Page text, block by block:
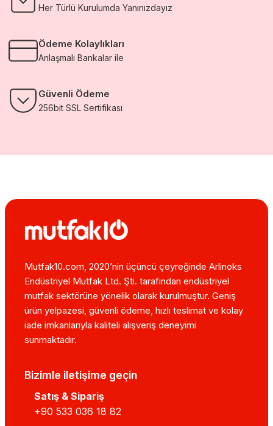
Her Türlü Kurulumda Yanınızdayız
Ödeme Kolaylıkları
Anlaşmalı Bankalar ile
Güvenli Ödeme
256bit SSL Sertifikası
Mutfak10.com, 2020’nin üçüncü çeyreğinde Arlinoks
Endüstriyel Mutfak Ltd. Şti. tarafından endüstriyel
mutfak sektörüne yönelik olarak kurulmuştur. Geniş
ürün yelpazesi, güvenli ödeme, hızlı teslimat ve kolay
iade imkanlarıyla kaliteli alışveriş deneyimi
sunmaktadır.
Bizimle iletişime geçin
Satış & Sipariş
+90 533 036 18 82